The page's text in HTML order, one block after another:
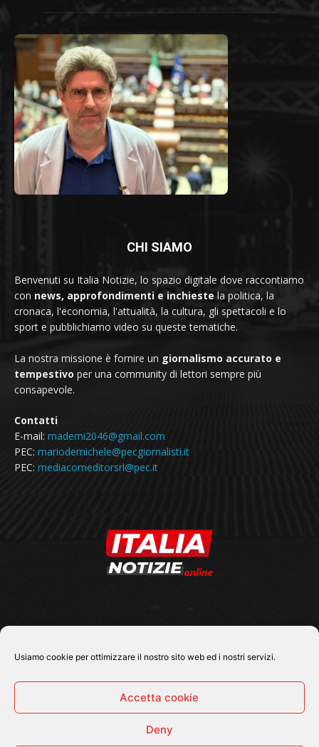
Usiamo cookie per ottimizzare il nostro sito web ed i nostri servizi.
Accetta cookie
Deny
CHI SIAMO
Benvenuti su Italia Notizie, lo spazio digitale dove raccontiamo
con news, approfondimenti e inchieste la politica, la
cronaca, l'economia, l'attualità, la cultura, gli spettacoli e lo
sport e pubblichiamo video su queste tematiche.
La nostra missione è fornire un giornalismo accurato e
tempestivo per una community di lettori sempre più
consapevole.
Contatti
E-mail: mademi2046@gmail.com
PEC: mariodemichele@pecgiornalisti.it
PEC: mediacomeditorsrl@pec.it
SEGUICI SU
© 2026 Tutti i diritti riservati - Italia Notizie .online |